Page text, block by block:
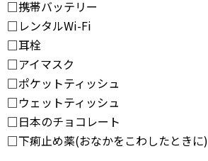
□携帯バッテリー
□レンタルWi-Fi
□耳栓
□アイマスク
□ポケットティッシュ
□ウェットティッシュ
□日本のチョコレート
□下痢止め薬(おなかをこわしたときに)